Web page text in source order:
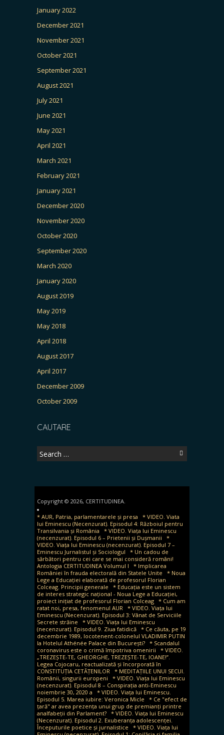
January 2022
December 2021
November 2021
October 2021
September 2021
August 2021
July 2021
June 2021
May 2021
April 2021
March 2021
February 2021
January 2021
December 2020
November 2020
October 2020
September 2020
March 2020
January 2020
August 2019
May 2019
May 2018
April 2018
August 2017
April 2017
December 2009
October 2009
CAUTARE
Search
for:
Copyright © 2026, CERTITUDINEA.
* AUR, Patria, parlamentarele și presa
* VIDEO. Viata
lui Eminescu (Necenzurat). Episodul 4: Războiul pentru
Transilvania și România
* VIDEO. Viața lui Eminescu
(necenzurat). Episodul 6 – Prietenii și Dușmanii
*
VIDEO. Viața lui Eminescu (necenzurat). Episodul 7 –
Eminescu Jurnalistul și Sociologul
* Un cadou de
sărbători pentru cei care se mai consideră români!
Antologia CERTITUDINEA Volumul I
* Implicarea
României în frauda electorală din Statele Unite
* Noua
Lege a Educației elaborată de profesorul Florian
Colceag. Principii generale
* Educația este un sistem
de interes strategic național - Noua Lege a Educației,
proiect inițiat de profesorul Florian Colceag * Cum am
ratat noi, presa, fenomenul AUR * VIDEO. Viața lui
Eminescu (Necenzurat). Episodul 3: Vânat de Serviciile
Secrete străine
* VIDEO. Viața lui Eminescu
(necenzurat). Episodul 9. Ziua fatidică * Ce căuta, pe 19
decembrie 1989, locotenent-colonelul VLADIMIR PUTIN
la Hotelul Athénée Palace din București? * Scandalul
coronavirus este o crimă împotriva omenirii
* VIDEO.
„TREZEȘTE-TE, GHEORGHE, TREZEȘTE-TE, IOANE!”.
Legea Cojocaru, reactualizată și încorporată în
CONSTITUȚIA CETĂȚENILOR * MEDITAȚIILE UNUI SECUI.
Românii, singurii europeni
* VIDEO. Viața lui Eminescu
(necenzurat). Episodul 8 – Conspirația anti-Eminescu
noiembrie 30, 2020 a
* VIDEO. Viața lui Eminescu.
Episodul 5. Marea iubire: Veronica Micle
* Ce "efect de
țară" ar avea prezența unui grup de premianți printre
analfabeții din Parlament? * VIDEO. Viața lui Eminescu
(Necenzurat). Episodul 2. Exuberanța adolescenței.
Începuturile poetice și jurnalistice
* VIDEO. Viața lui